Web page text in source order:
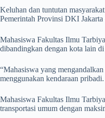
Keluhan dan tuntutan
Pemerintah Provinsi DKI
Mahasiswa Fakultas Ilmu
dibandingkan dengan kota lain
“Mahasiswa yang
menggunakan kendaraan
Mahasiswa Fakultas Ilmu
transportasi umum dengan